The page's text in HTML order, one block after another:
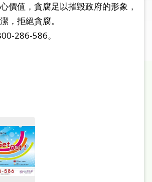
價值，貪腐足以摧毀政府的形象，
，拒絕貪腐。
286-586。